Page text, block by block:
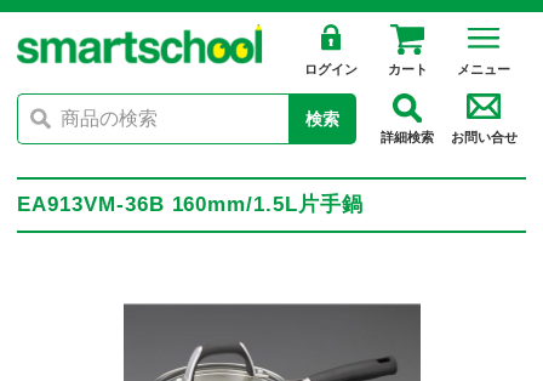
ログイン カート メニュー
検索
詳細検索 お問い合せ
EA913VM-36B 160mm/1.5L片手鍋